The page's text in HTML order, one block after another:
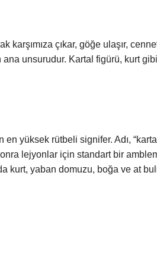
karşımıza çıkar, göğe ulaşır,
unsurudur. Kartal figürü, kurt
yüksek rütbeli signifer. Adı,
lejyonlar için standart bir
kurt, yaban domuzu, boğa ve at